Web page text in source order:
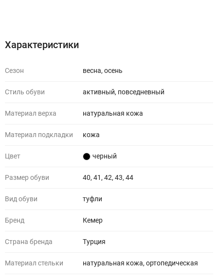
Характеристики
Сезон весна, осень
Стиль обуви активный, повседневный
Материал верха натуральная кожа
Материал подкладки кожа
Цвет черный
Размер обуви 40, 41, 42, 43, 44
Вид обуви туфли
Бренд Кемер
Страна бренда Турция
Материал стельки натуральная кожа, ортопедическая